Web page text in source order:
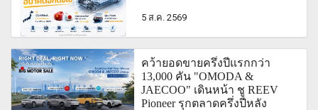
5 ส.ค. 2569
คว้ายอดขายครึ่งปีแรกกว่า
13,000 คัน "OMODA &
JAECOO" เดินหน้า ชู REEV
Pioneer รุกตลาดครึ่งปีหลัง